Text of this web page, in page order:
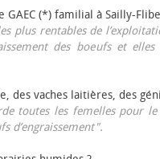
(*) familial à Sailly-
plus rentables de
des bœufs et elles
des vaches laitières, des
toutes les femelles pour
d’engraissement".